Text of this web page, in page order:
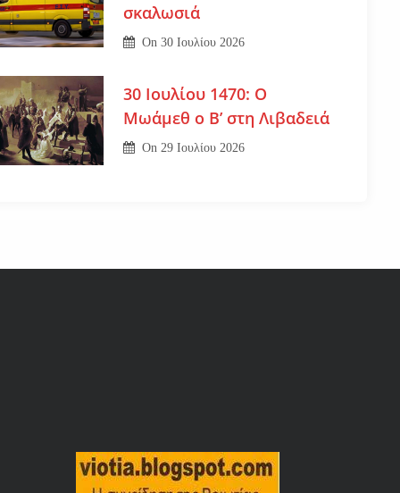
σκαλωσιά
On30 Ιουλίου 2026
30 Ιουλίου 1470: Ο
Μωάμεθ ο Β’ στη Λιβαδειά
On29 Ιουλίου 2026